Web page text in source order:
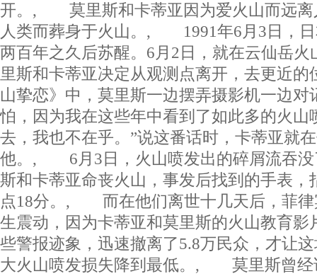
开。, 莫里斯和卡蒂亚因为爱火山而远离
人类而葬身于火山。, 1991年6月3日，日
两百年之久后苏醒。6月2日，就在云仙岳火
里斯和卡蒂亚决定从观测点离开，去更近的
山挚恋》中，莫里斯一边摆弄摄影机一边对
怕，因为我在这些年中看到了如此多的火山
去，我也不在乎。”说这番话时，卡蒂亚就
他。, 6月3日，火山喷发出的碎屑流吞没
斯和卡蒂亚命丧火山，事发后找到的手表，
点18分。, 而在他们离世十几天后，菲律
生震动，因为卡蒂亚和莫里斯的火山教育影
些警报迹象，迅速撤离了5.8万民众，才让
大火山喷发损失降到最低。, 莫里斯曾经